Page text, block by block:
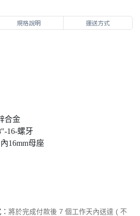
規格說明 運送方式
合金
16-螺牙
16mm母座
將於完成付款後 7 個工作天內送達 ( 不